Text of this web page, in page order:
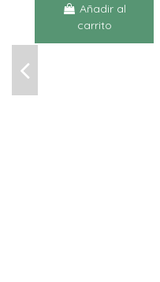
Añadir al
carrito